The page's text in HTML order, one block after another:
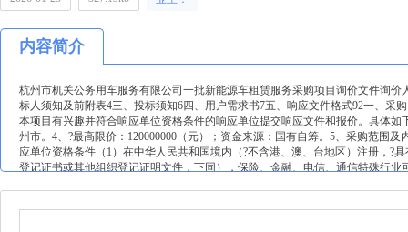
内容简介
杭州市机关公务用车服务有限公司一批新能源车租赁服务采购项目询价文件询
标人须知及前附表4三、投标须知6四、用户需求书7五、响应文件格式92一、
本项目有兴趣并符合响应单位资格条件的响应单位提交响应文件和报价。具体
州市。4、?最高限价：120000000（元）；资金来源：国有自筹。5、采购范围
应单位资格条件（1）在中华人民共和国境内（?不含港、澳、台地区）注册，?
登记证书或其他组织登记证明文件，下同），保险、金融、电信、通信特殊行
网上下载方式获取；（2）下载网址：杭州商旅运河招标采购平台（地址：